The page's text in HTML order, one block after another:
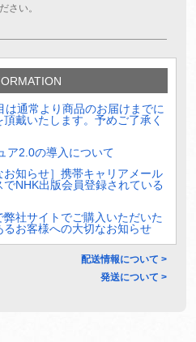
さい。
は通常より商品のお届けまでに
頂戴いたします。予めご了承く
ア2.0の導入について
お知らせ］携帯キャリアメール
でNHK出版会員登録されている
弊社サイトでご購入いただいた
るお客様への大切なお知らせ
配送情報について >
発送について >